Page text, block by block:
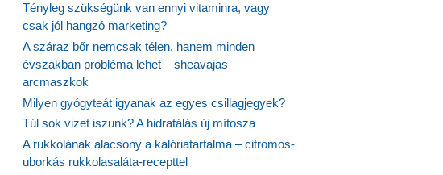
Tényleg szükségünk van ennyi vitaminra, vagy
csak jól hangzó marketing?
A száraz bőr nemcsak télen, hanem minden
évszakban probléma lehet – sheavajas
arcmaszkok
Milyen gyógyteát igyanak az egyes csillagjegyek?
Túl sok vizet iszunk? A hidratálás új mítosza
A rukkolának alacsony a kalóriatartalma – citromos-
uborkás rukkolasaláta-recepttel